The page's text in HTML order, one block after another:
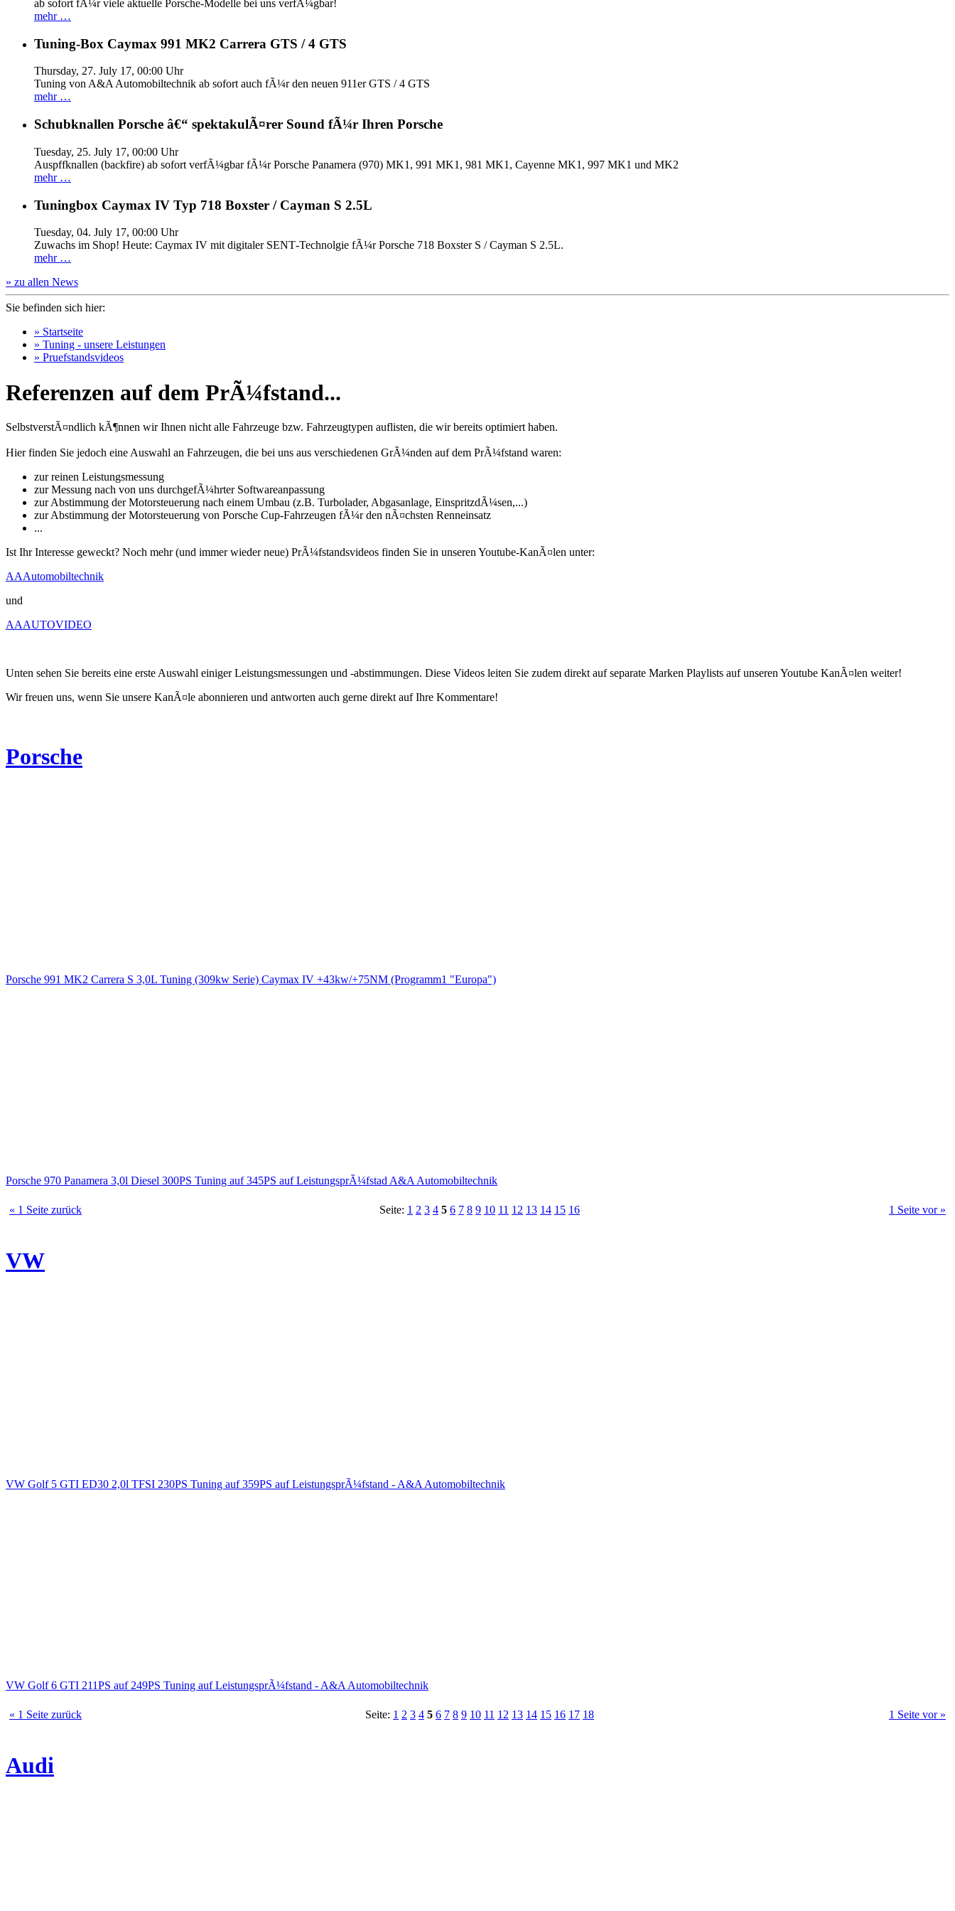
ab sofort fÃ¼r viele aktuelle Porsche-Modelle bei uns verfÃ¼gbar!
mehr …
Tuning-Box Caymax 991 MK2 Carrera GTS / 4 GTS
Thursday, 27. July 17, 00:00 Uhr
Tuning von A&A Automobiltechnik ab sofort auch fÃ¼r den neuen 911er GTS / 4 GTS
mehr …
Schubknallen Porsche â€“ spektakulÃ¤rer Sound fÃ¼r Ihren Porsche
Tuesday, 25. July 17, 00:00 Uhr
Auspffknallen (backfire) ab sofort verfÃ¼gbar fÃ¼r Porsche Panamera (970) MK1, 991 MK1, 981 MK1, Cayenne MK1, 997 MK1 und MK2
mehr …
Tuningbox Caymax IV Typ 718 Boxster / Cayman S 2.5L
Tuesday, 04. July 17, 00:00 Uhr
Zuwachs im Shop! Heute: Caymax IV mit digitaler SENT‐Technolgie fÃ¼r Porsche 718 Boxster S / Cayman S 2.5L.
mehr …
» zu allen News
Sie befinden sich hier:
» Startseite
» Tuning - unsere Leistungen
» Pruefstandsvideos
Referenzen auf dem PrÃ¼fstand...
SelbstverstÃ¤ndlich kÃ¶nnen wir Ihnen nicht alle Fahrzeuge bzw. Fahrzeugtypen auflisten, die wir bereits optimiert haben.
Hier finden Sie jedoch eine Auswahl an Fahrzeugen, die bei uns aus verschiedenen GrÃ¼nden auf dem PrÃ¼fstand waren:
zur reinen Leistungsmessung
zur Messung nach von uns durchgefÃ¼hrter Softwareanpassung
zur Abstimmung der Motorsteuerung nach einem Umbau (z.B. Turbolader, Abgasanlage, EinspritzdÃ¼sen,...)
zur Abstimmung der Motorsteuerung von Porsche Cup-Fahrzeugen fÃ¼r den nÃ¤chsten Renneinsatz
...
Ist Ihr Interesse geweckt? Noch mehr (und immer wieder neue) PrÃ¼fstandsvideos finden Sie in unseren Youtube-KanÃ¤len unter:
AAAutomobiltechnik
und
AAAUTOVIDEO
Unten sehen Sie bereits eine erste Auswahl einiger Leistungsmessungen und -abstimmungen. Diese Videos leiten Sie zudem direkt auf separate Marken Playlists auf unseren Youtube KanÃ¤len weiter!
Wir freuen uns, wenn Sie unsere KanÃ¤le abonnieren und antworten auch gerne direkt auf Ihre Kommentare!
Porsche
Porsche 991 MK2 Carrera S 3,0L Tuning (309kw Serie) Caymax IV +43kw/+75NM (Programm1 "Europa")
Porsche 970 Panamera 3,0l Diesel 300PS Tuning auf 345PS auf LeistungsprÃ¼fstad A&A Automobiltechnik
« 1 Seite zurück Seite: 1 2 3 4 5 6 7 8 9 10 11 12 13 14 15 16 1 Seite vor »
VW
VW Golf 5 GTI ED30 2,0l TFSI 230PS Tuning auf 359PS auf LeistungsprÃ¼fstand - A&A Automobiltechnik
VW Golf 6 GTI 211PS auf 249PS Tuning auf LeistungsprÃ¼fstand - A&A Automobiltechnik
« 1 Seite zurück Seite: 1 2 3 4 5 6 7 8 9 10 11 12 13 14 15 16 17 18 1 Seite vor »
Audi